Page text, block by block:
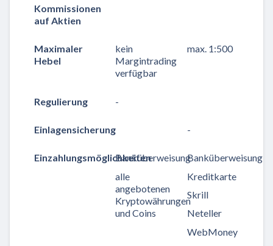
Kommissionen
auf Aktien
Maximaler
Hebel
kein
Margintrading
verfügbar
max. 1:500
Regulierung -
Einlagensicherung -
EinzahlungsmöglichkeitenBanküberweisung
alle
angebotenen
Kryptowährungen
und Coins
Banküberweisung
Kreditkarte
Skrill
Neteller
WebMoney